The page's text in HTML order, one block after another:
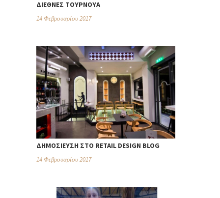
ΔΙΕΘΝΈΣ ΤΟΥΡΝΟΥΆ
14 Φεβρουαρίου 2017
ΔΗΜΟΣΊΕΥΣΗ ΣΤΟ RETAIL DESIGN BLOG
14 Φεβρουαρίου 2017